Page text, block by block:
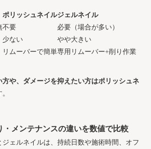
ポリッシュネイルジェルネイル
不要
必要（場合が多い）
少ない
やや大きい
リムーバーで簡単専用リムーバー+削り作業
方や、ダメージを抑えたい方はポリッシュネ
・メンテナンスの違いを数値で比較
ェルネイルは、持続日数や施術時間、オフ